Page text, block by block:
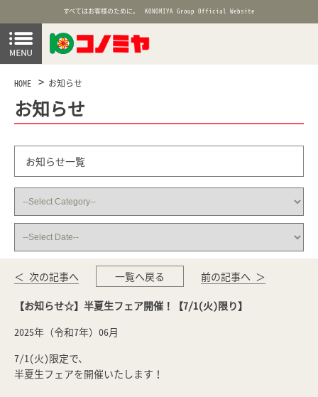
すべてはお客様のために。 KONOMIYA Group Official Website
HOME お知らせ
お知らせ
お知らせ一覧
＜ 次の記事へ 一覧へ戻る 前の記事へ ＞
【お知らせ☆】半夏生フェア開催！【7/1(火)限り】
2025年（令和7年）06月
7/1(火)限定で、
半夏生フェアを開催いたします！